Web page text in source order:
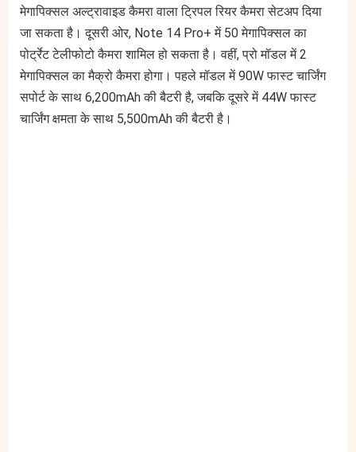
मेगापिक्सल अल्ट्रावाइड कैमरा वाला ट्रिपल रियर कैमरा सेटअप दिया
जा सकता है। दूसरी ओर, Note 14 Pro+ में 50 मेगापिक्सल का
पोर्ट्रेट टेलीफोटो कैमरा शामिल हो सकता है। वहीं, प्रो मॉडल में 2
मेगापिक्सल का मैक्रो कैमरा होगा। पहले मॉडल में 90W फास्ट चार्जिंग
सपोर्ट के साथ 6,200mAh की बैटरी है, जबकि दूसरे में 44W फास्ट
चार्जिंग क्षमता के साथ 5,500mAh की बैटरी है।